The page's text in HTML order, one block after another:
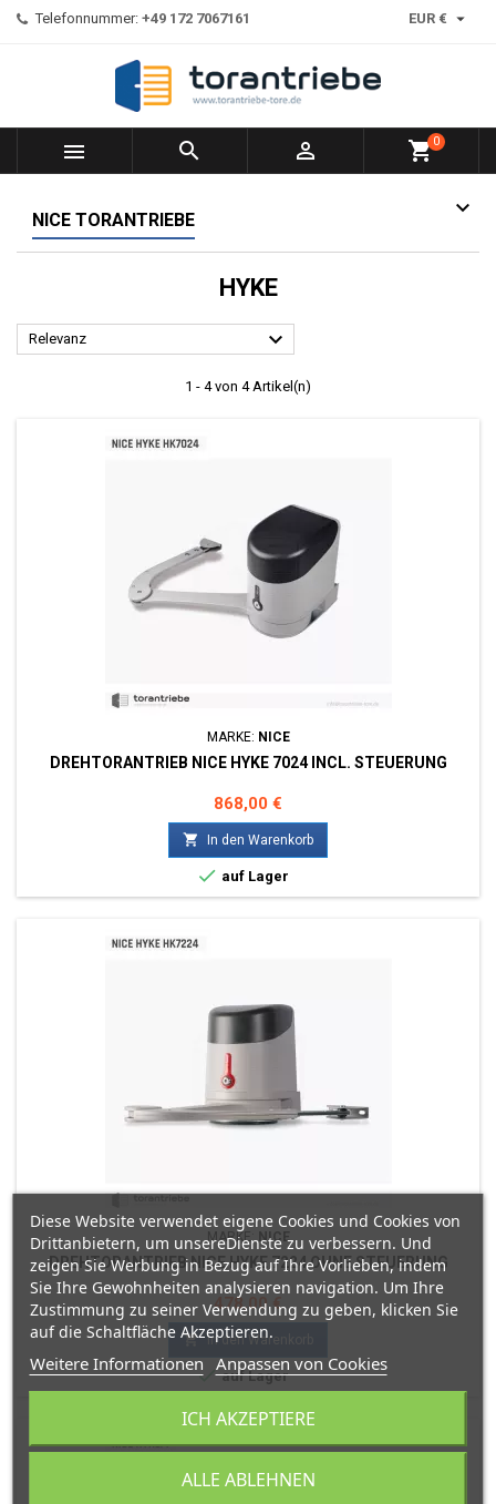
Telefonnummer: +49 172 7067161 EUR € 
   shopping_cart0
NICE TORANTRIEBE
HYKE
Relevanz 
1 - 4 von 4 Artikel(n)
MARKE: NICE
DREHTORANTRIEB NICE HYKE 7024 INCL. STEUERUNG
Preis
868,00 €
 In den Warenkorb
 auf Lager
MARKE: NICE
DREHTORANTRIEB NICE HYKE 7224 OHNE STEUERUNG
Preis
478,00 €
 In den Warenkorb
auf Lager
Diese Website verwendet eigene Cookies und Cookies von
Drittanbietern, um unsereDienste zu verbessern. Und
zeigen Sie Werbung in Bezug auf Ihre Vorlieben, indem
Sie Ihre Gewohnheiten analysieren navigation. Um Ihre
Zustimmung zu seiner Verwendung zu geben, klicken Sie
auf die Schaltfläche Akzeptieren.
Weitere Informationen Anpassen von Cookies
ALLE ABLEHNEN
ICH AKZEPTIERE